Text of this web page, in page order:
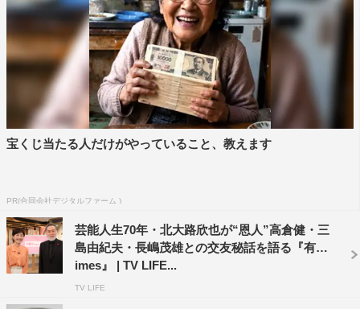
さらに、シリーズが誕生した2000年から25年にわたって
演じ続けてきた、『相棒』杉下右京についても言及。水谷
が安心して右京を演じられる理由とは…。右京というキャ
ラクターに対する信頼感も打ち明ける。
「レジェンド＆スター」のほかにも、最新のニュースやス
ポーツ情報も網羅。気象予報士・片岡信和による話題沸騰
『有働Times』
テレビ朝日系
2025年7月6日（日）午後8時56分～10時30分
宝くじ当たる人だけがやっていること、教えます
PR(合同会社デジタルファーム )
芸能人生70年・北大路欣也が“恩人”高倉健・三
島由紀夫・長嶋茂雄との交友秘話を語る『有働T
imes』 | TV LIFE...
TV LIFE